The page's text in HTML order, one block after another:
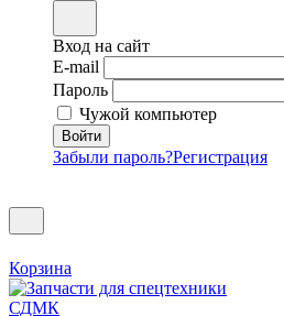
Вход на сайт
E-mail
Пароль
Чужой компьютер
Забыли пароль?Регистрация
Корзина